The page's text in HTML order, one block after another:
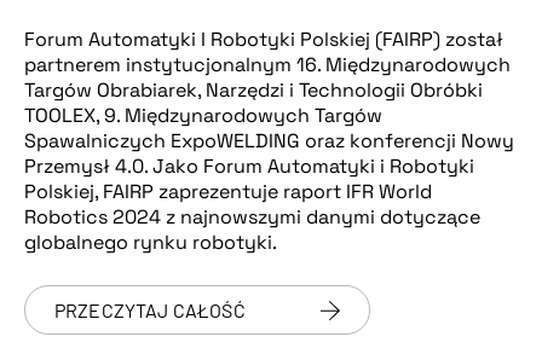
Forum Automatyki I Robotyki Polskiej (FAIRP) został
partnerem instytucjonalnym 16. Międzynarodowych
Targów Obrabiarek, Narzędzi i Technologii Obróbki
TOOLEX, 9. Międzynarodowych Targów
Spawalniczych ExpoWELDING oraz konferencji Nowy
Przemysł 4.0. Jako Forum Automatyki i Robotyki
Polskiej, FAIRP zaprezentuje raport IFR World
Robotics 2024 z najnowszymi danymi dotyczące
globalnego rynku robotyki.
PRZECZYTAJ CAŁOŚĆ